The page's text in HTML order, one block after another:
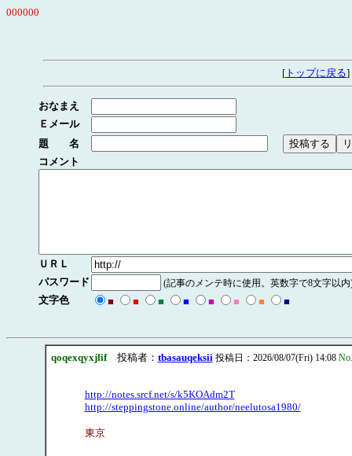
000000
[ トップに戻る]
おなまえ
Ｅメール
題 名
コメント
ＵＲＬ
パスワード
(記事のメンテ時に使用。英数字で8文字以内
文字色 ■ ■ ■ ■ ■ ■ ■ ■
qoqexqyxjlif投稿者： tbasauqeksii 投稿日：2026/08/07(Fri) 14:08
http://notes.srcf.net/s/k5KOAdm2T
http://steppingstone.online/author/neelutosa1980/
東京